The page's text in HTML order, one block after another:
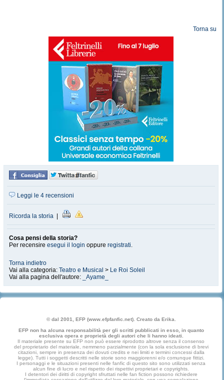
Torna su
Leggi le 4 recensioni
Ricorda la storia
Cosa pensi della storia?
Per recensire esegui il login oppure registrati.
Torna indietro
Vai alla categoria: Teatro e Musical > Le Roi Soleil
Vai alla pagina dell'autore:
_Ayame_
© dal 2001, EFP (www.efpfanfic.net). Creato da Erika.
EFP non ha alcuna responsabilità per gli scritti pubblicati in esso, in quanto
esclusiva opera e proprietà degli autori che li hanno ideati.
Il materiale presente su EFP non può essere riprodotto altrove senza il consenso
del proprietario del materiale, nemmeno parzialmente (con la sola esclusione di brevi
citazioni, sempre in presenza dei dovuti credits e nei limiti e termini concessi dalla
legge). Tutti i soggetti descritti nelle storie sono maggiorenni e/o comunque fittizi.
I personaggi e le situazioni presenti nelle fanfic di questo sito sono utilizzati senza
alcun fine di lucro e nel rispetto dei rispettivi proprietari e copyrights.
I detentori dei diritti di copyright sfruttati nelle fan fiction possono richiedere